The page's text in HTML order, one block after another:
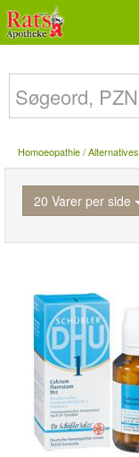
Homoeopathie / Alternatives
20 Varer per side